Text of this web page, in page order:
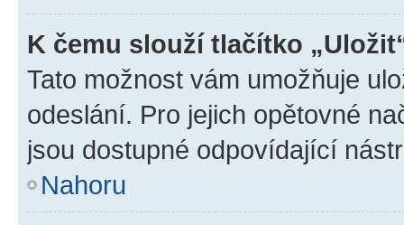
K čemu slouží tlačítko
Tato možnost vám umožňuje
odeslání. Pro jejich opětovné
jsou dostupné odpovídající
Nahoru